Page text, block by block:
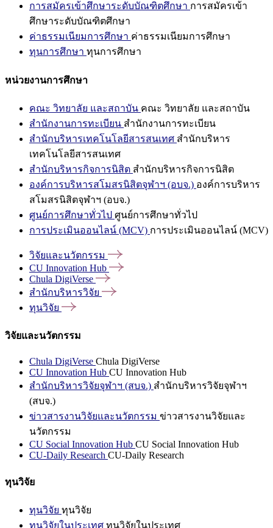
การสมัครเข้าศึกษาระดับบัณฑิตศึกษา การสมัครเข้า
ศึกษาระดับบัณฑิตศึกษา
ค่าธรรมเนียมการศึกษา ค่าธรรมเนียมการศึกษา
ทุนการศึกษา ทุนการศึกษา
หน่วยงานการศึกษา
คณะ วิทยาลัย และสถาบัน คณะ วิทยาลัย และสถาบัน
สำนักงานการทะเบียน สำนักงานการทะเบียน
สำนักบริหารเทคโนโลยีสารสนเทศ สำนักบริหาร
เทคโนโลยีสารสนเทศ
สำนักบริหารกิจการนิสิต สำนักบริหารกิจการนิสิต
องค์การบริหารสโมสรนิสิตจุฬาฯ (อบจ.) องค์การบริหาร
สโมสรนิสิตจุฬาฯ (อบจ.)
ศูนย์การศึกษาทั่วไป ศูนย์การศึกษาทั่วไป
การประเมินออนไลน์ (MCV) การประเมินออนไลน์ (MCV)
วิจัยและนวัตกรรม
CU Innovation Hub
Chula DigiVerse
สำนักบริหารวิจัย
ทุนวิจัย
วิจัยและนวัตกรรม
Chula DigiVerse Chula DigiVerse
CU Innovation Hub CU Innovation Hub
สำนักบริหารวิจัยจุฬาฯ (สบจ.) สำนักบริหารวิจัยจุฬาฯ
(สบจ.)
ข่าวสารงานวิจัยและนวัตกรรม ข่าวสารงานวิจัยและ
นวัตกรรม
CU Social Innovation Hub CU Social Innovation Hub
CU-Daily Research CU-Daily Research
ทุนวิจัย
ทุนวิจัย ทุนวิจัย
ทุนวิจัยในประเทศ ทุนวิจัยในประเทศ